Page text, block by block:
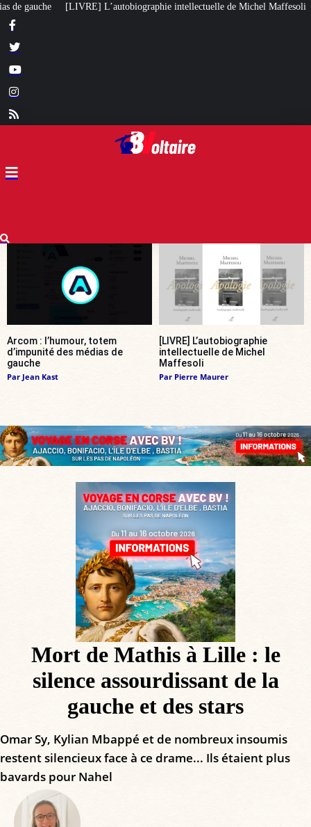
intellectuelle de Michel Maffesoli Pour regagner son influence en
Arcom : l’humour, totem
d’impunité des médias de
gauche
Par Jean Kast
[LIVRE] L’autobiographie
intellectuelle de Michel
Maffesoli
Par Pierre Maurer
Mort de Mathis à Lille : le
silence assourdissant de la
gauche et des stars
Omar Sy, Kylian Mbappé et de nombreux insoumis
restent silencieux face à ce drame... Ils étaient plus
bavards pour Nahel